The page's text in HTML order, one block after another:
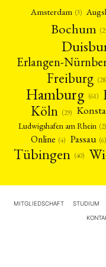
Amsterdam (3)
Bochum
Erlangen-
Freiburg
Hamburg (61)
Köln (29)
Ludwigshafen am Rhein (2)
Online (4) Passau (6)
Tübingen (40)
MITGLIEDSCHAFT STUDIUM